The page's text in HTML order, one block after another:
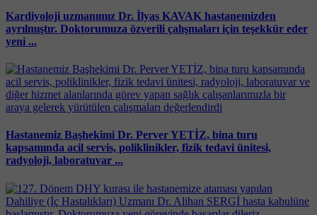
Kardiyoloji uzmanımız Dr. İlyas KAVAK hastanemizden
ayrılmıştır. Doktorumuza özverili çalışmaları için teşekkür eder
yeni ...
Hastanemiz Başhekimi Dr. Perver YETİZ, bina turu
kapsamında acil servis, poliklinikler, fizik tedavi ünitesi,
radyoloji, laboratuvar ...